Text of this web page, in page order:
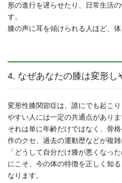
形の進行を遅らせたり、日常生活
す。
膝の声に耳を傾けられる人ほど、
4. なぜあなたの膝は変形し
変形性膝関節症は、誰にでも起こ
やすい人には一定の共通点がありま
それは単に年齢だけではなく、骨
作のクセ、過去の運動歴などが複雑
「どうして自分だけ膝が悪くなっ
にこそ、今の体の特徴を正しく知
なります。